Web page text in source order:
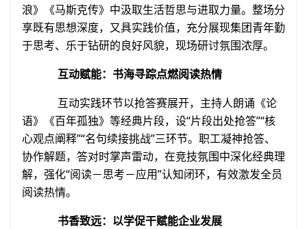
浪》《马斯克传》中汲取生活哲思与进取力量。整场分
享既有思想深度，又具实践价值，充分展现集团青年勤
于思考、乐于钻研的良好风貌，现场研讨氛围浓厚。
互动赋能：书海寻踪点燃阅读热情
互动实践环节以抢答赛展开，主持人朗诵《论
语》《百年孤独》等经典片段，设“片段出处抢答”“核
心观点阐释”“名句续接挑战”三环节。职工凝神抢答、
协作解题，答对时掌声雷动，在竞技氛围中深化经典理
解，强化“阅读－思考－应用”认知闭环，有效激发全员
阅读热情。
书香致远：以学促干赋能企业发展